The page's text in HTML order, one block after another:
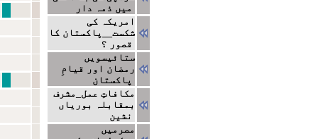
میں ذمہ دار
امریکہ کی
شکست__پاکستان کا
قصور ؟
ستائیسویں
رمضان اور قیامِ
پاکستان
مکافاتِ عمل_مشرف
بمقابلہ بوریاں
نشین
مصرمیں